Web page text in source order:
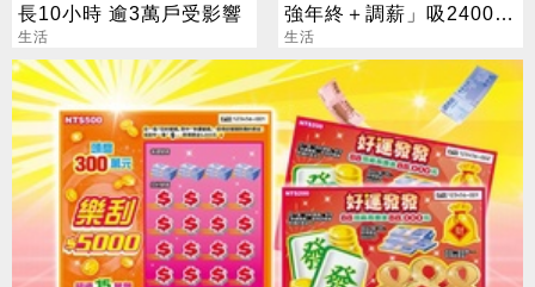
長10小時 逾3萬戶受影響
生活
強年終＋調薪」吸2400人
應徵
生活